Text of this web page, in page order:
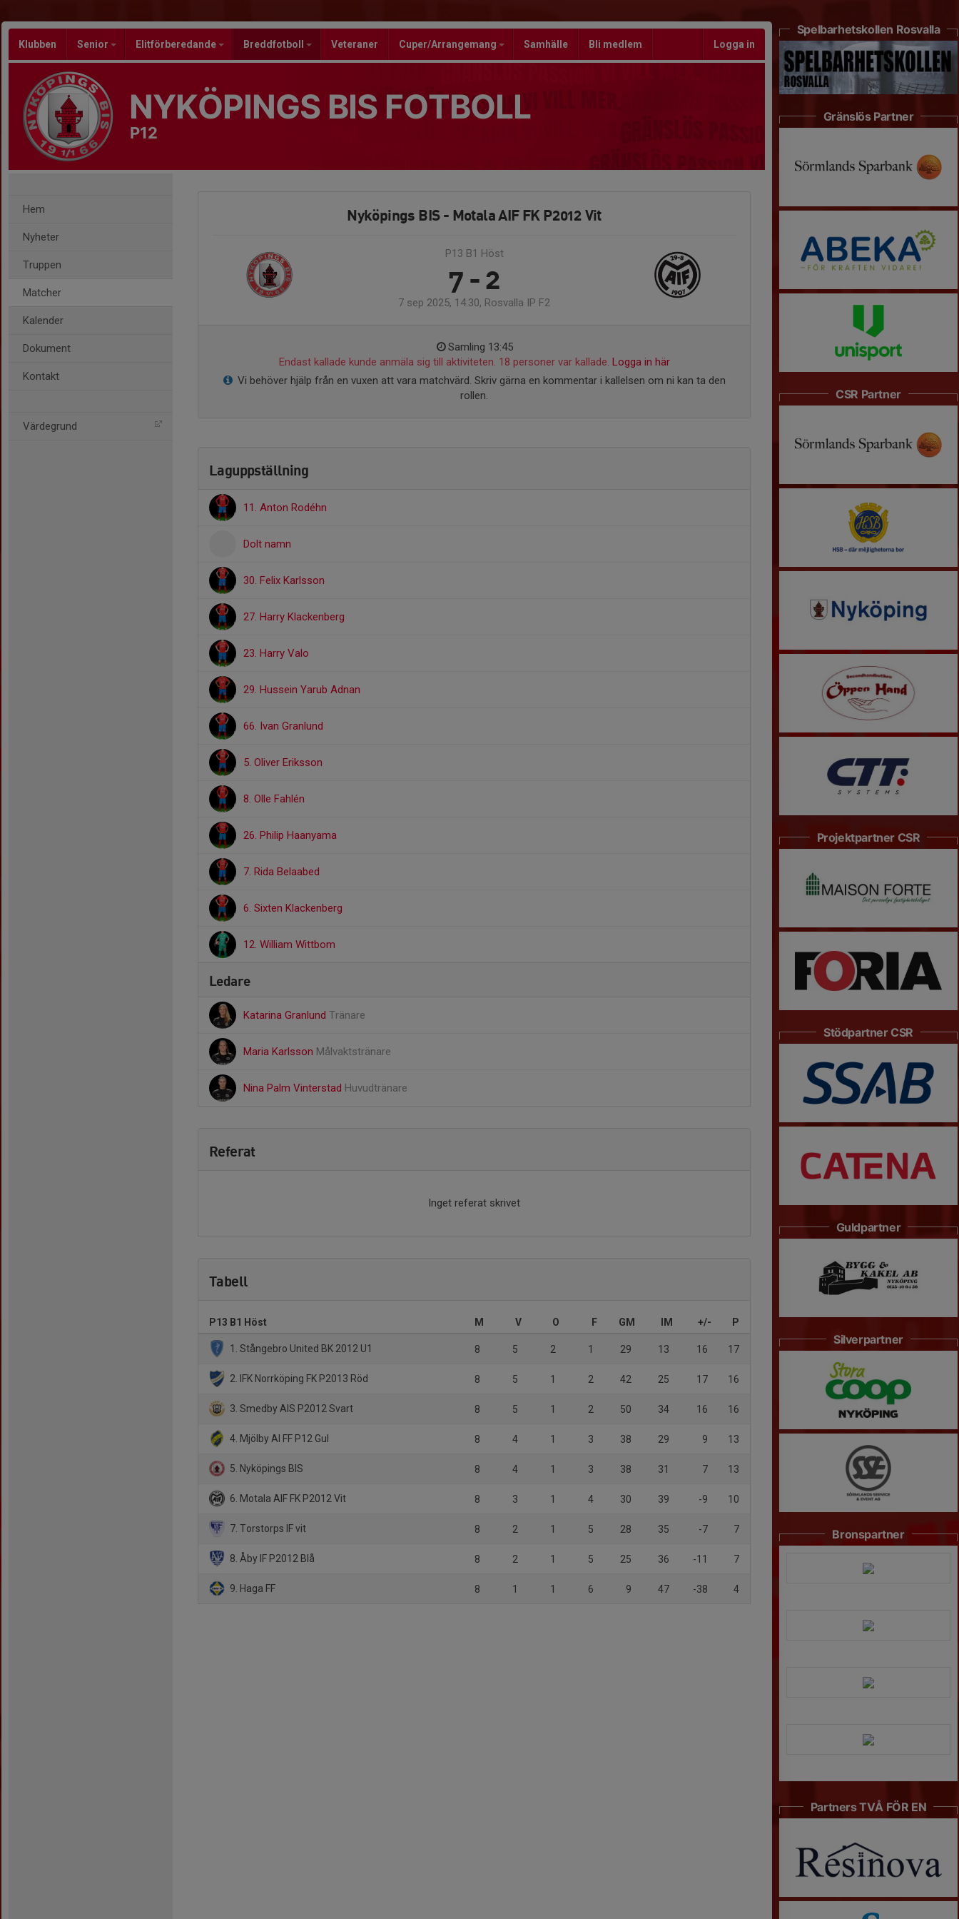
Klubben Senior Elitförberedande Breddfotboll Veteraner Cuper/Arrangemang Samhälle Bli medlem Logga in
NYKÖPINGS BIS FOTBOLL
P12
Hem
Nyheter
Truppen
Matcher
Kalender
Dokument
Kontakt
Värdegrund
Nyköpings BIS - Motala AIF FK P2012 Vit
P13 B1 Höst
7 - 2
7 sep 2025, 14:30, Rosvalla IP F2
Samling 13:45
Endast kallade kunde anmäla sig till aktiviteten. 18 personer var kallade. Logga in här
Vi behöver hjälp från en vuxen att vara matchvärd. Skriv gärna en kommentar i kallelsen om ni kan ta den
rollen.
Laguppställning
11. Anton Rodéhn
Dolt namn
30. Felix Karlsson
27. Harry Klackenberg
23. Harry Valo
29. Hussein Yarub Adnan
66. Ivan Granlund
5. Oliver Eriksson
8. Olle Fahlén
26. Philip Haanyama
7. Rida Belaabed
6. Sixten Klackenberg
12. William Wittbom
Ledare
Katarina Granlund Tränare
Maria Karlsson Målvaktstränare
Nina Palm Vinterstad Huvudtränare
Referat
Inget referat skrivet
Tabell
P13 B1 Höst M V O F GM IM +/- P
1. Stångebro United BK 2012 U1 8 5 2 1 29 13 16 17
2. IFK Norrköping FK P2013 Röd 8 5 1 2 42 25 17 16
3. Smedby AIS P2012 Svart 8 5 1 2 50 34 16 16
4. Mjölby AI FF P12 Gul 8 4 1 3 38 29 9 13
5. Nyköpings BIS 8 4 1 3 38 31 7 13
6. Motala AIF FK P2012 Vit 8 3 1 4 30 39 -9 10
7. Torstorps IF vit 8 2 1 5 28 35 -7 7
8. Åby IF P2012 Blå 8 2 1 5 25 36 -11 7
9. Haga FF 8 1 1 6 9 47 -38 4
Spelbarhetskollen Rosvalla
Gränslös Partner
CSR Partner
Projektpartner CSR
Stödpartner CSR
Guldpartner
Silverpartner
Bronspartner
Partners TVÅ FÖR EN